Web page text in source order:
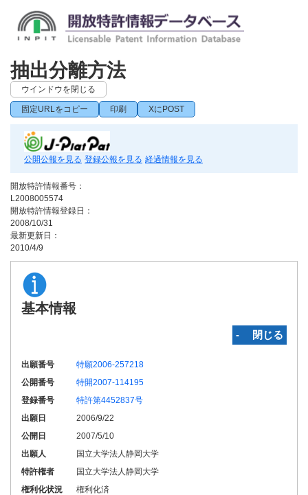
抽出分離方法
ウインドウを閉じる
固定URLをコピー 印刷 XにPOST
公開公報を見る 登録公報を見る 経過情報を見る
開放特許情報番号：
L2008005574
開放特許情報登録日：
2008/10/31
最新更新日：
2010/4/9
基本情報
‐ 閉じる
出願番号
特願2006-257218
公開番号
特開2007-114195
登録番号
特許第4452837号
出願日
2006/9/22
公開日
2007/5/10
出願人
国立大学法人静岡大学
特許権者
国立大学法人静岡大学
権利化状況
権利化済